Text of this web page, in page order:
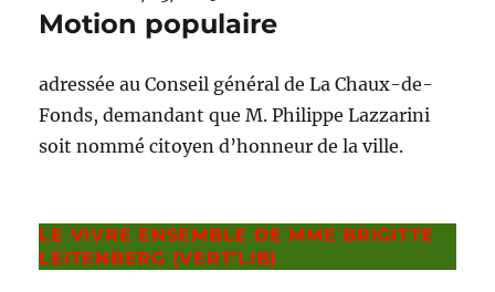
Motion populaire
adressée au Conseil général de La Chaux-de-
Fonds, demandant que M. Philippe Lazzarini
soit nommé citoyen d’honneur de la ville.
LE VIVRE ENSEMBLE DE MME BRIGITTE
LEITENBERG (VERT’LIB)